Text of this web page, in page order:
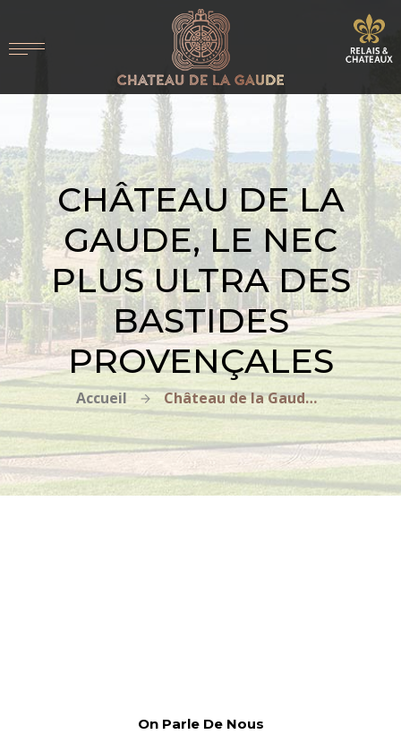
CHÂTEAU DE LA
GAUDE, LE NEC
PLUS ULTRA DES
BASTIDES
PROVENÇALES
Accueil Château de la Gaude, le nec plus ultra des bastides provençales
On Parle De Nous